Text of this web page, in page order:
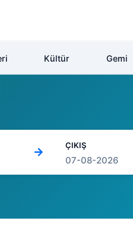
Kültür Gemi
ÇIKIŞ